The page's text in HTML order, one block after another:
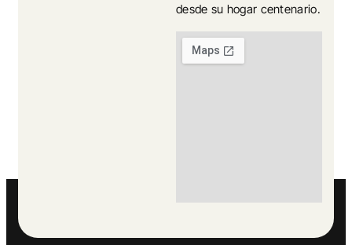
desde su hogar centenario.